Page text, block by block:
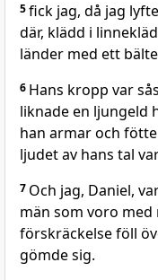
5fick jag, då jag
där, klädd i
länder med ett
6 Hans kropp var
liknade en ljungeld
han armar och
ljudet av hans tal
7 Och jag, Daniel,
män som voro
förskräckelse föll
gömde sig.